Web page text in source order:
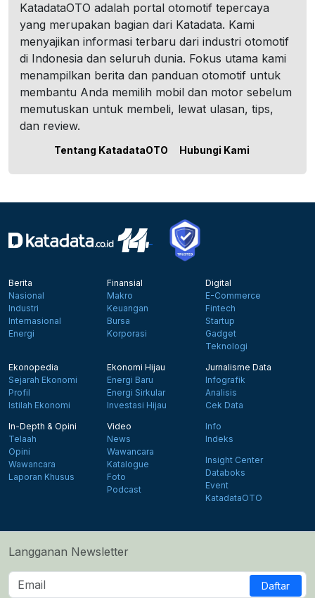
KatadataOTO adalah portal otomotif tepercaya
yang merupakan bagian dari Katadata. Kami
menyajikan informasi terbaru dari industri otomotif
di Indonesia dan seluruh dunia. Fokus utama kami
menampilkan berita dan panduan otomotif untuk
membantu Anda memilih mobil dan motor sebelum
memutuskan untuk membeli, lewat ulasan, tips,
dan review.
Tentang KatadataOTO Hubungi Kami
Berita
Nasional
Industri
Internasional
Energi
Finansial
Makro
Keuangan
Bursa
Korporasi
Digital
E-Commerce
Fintech
Startup
Gadget
Teknologi
Ekonopedia
Sejarah Ekonomi
Profil
Istilah Ekonomi
Ekonomi Hijau
Energi Baru
Energi Sirkular
Investasi Hijau
Jurnalisme Data
Infografik
Analisis
Cek Data
In-Depth & Opini
Telaah
Opini
Wawancara
Laporan Khusus
Video
News
Wawancara
Katalogue
Foto
Podcast
Info
Indeks
Insight Center
Databoks
Event
KatadataOTO
Langganan Newsletter
Daftar